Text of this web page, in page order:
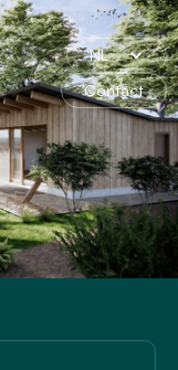
NL
Contact